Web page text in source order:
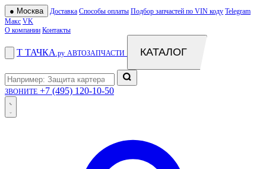
● Москва Доставка Способы оплаты Подбор запчастей по VIN коду Telegram
Макс VK
О компании Контакты
Т ТАЧКА .ру АВТОЗАПЧАСТИ КАТАЛОГ
ЗВОНИТЕ +7 (495) 120-10-50